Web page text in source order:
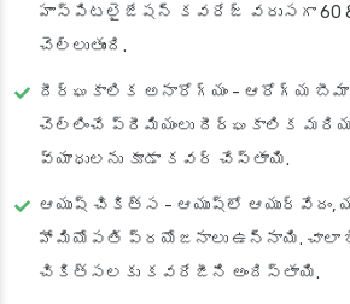
హాస్పిటలైజేషన్ కవరేజ్ వరుసగా 60 &
చెల్లుతుంది.
దీర్ఘకాలిక అనారోగ్యం - ఆరోగ్య
చెల్లించే ప్రీమియంలు దీర్ఘకాలిక
వ్యాధులను కూడా కవర్ చేస్తాయి.
ఆయుష్ చికిత్స - ఆయుష్‌లో ఆయుర్వేదం,
హోమియోపతి ప్రయోజనాలు ఉన్నాయి. చాలా
చికిత్సలకు కవరేజీని అందిస్తాయి.